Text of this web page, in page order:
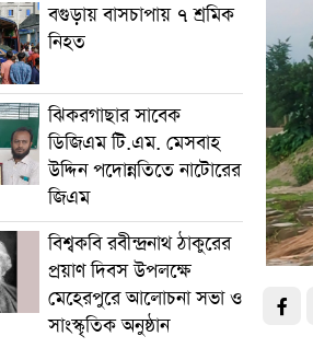
বগুড়ায় বাসচাপায় ৭ শ্রমিক
নিহত
ঝিকরগাছার সাবেক
ডিজিএম টি.এম. মেসবাহ
উদ্দিন পদোন্নতিতে নাটোরের
জিএম
বিশ্বকবি রবীন্দ্রনাথ ঠাকুরের
প্রয়াণ দিবস উপলক্ষে
মেহেরপুরে আলোচনা সভা ও
সাংস্কৃতিক অনুষ্ঠান